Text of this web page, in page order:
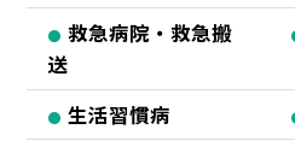
救急病院・救急搬
送
生活習慣病